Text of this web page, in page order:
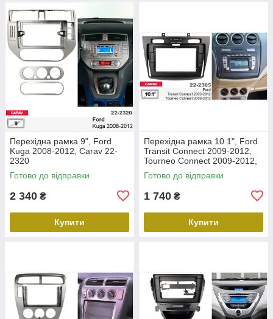
Перехідна рамка 9", Ford
Kuga 2008-2012, Carav 22-
2320
Готово до відправки
2 340 ₴
Купити
Перехідна рамка 10.1", Ford
Transit Connect 2009-2012,
Tourneo Connect 2009-2012,
Carav 22-2305
Готово до відправки
1 740 ₴
Купити